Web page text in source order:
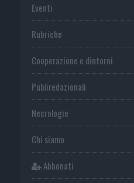
Eventi
Rubriche
Cooperazione e dintorni
Publiredazionali
Necrologie
Chi siamo
Abbonati